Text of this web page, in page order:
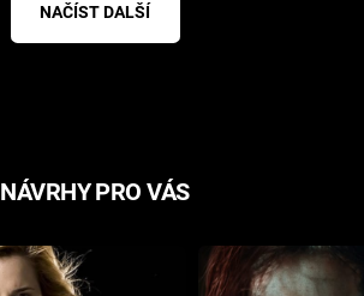
NAČÍST DALŠÍ
NÁVRHY PRO VÁS